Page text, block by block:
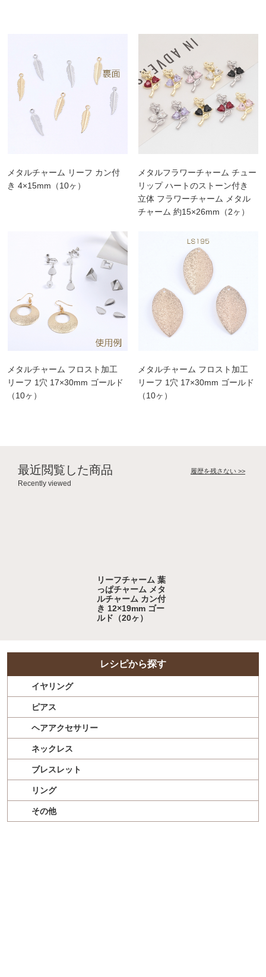
メタルチャーム リーフ カン付
き 4×15mm（10ヶ）
メタルフラワーチャーム チュー
リップ ハートのストーン付き
立体 フラワーチャーム メタル
チャーム 約15×26mm（2ヶ）
メタルチャーム フロスト加工
リーフ 1穴 17×30mm ゴールド
（10ヶ）
メタルチャーム フロスト加工
リーフ 1穴 17×30mm ゴールド
（10ヶ）
最近閲覧した商品
Recently viewed
履歴を残さない >>
リーフチャーム 葉
っぱチャーム メタ
ルチャーム カン付
き 12×19mm ゴー
ルド（20ヶ）
レシピから探す
イヤリング
ピアス
ヘアアクセサリー
ネックレス
ブレスレット
リング
その他